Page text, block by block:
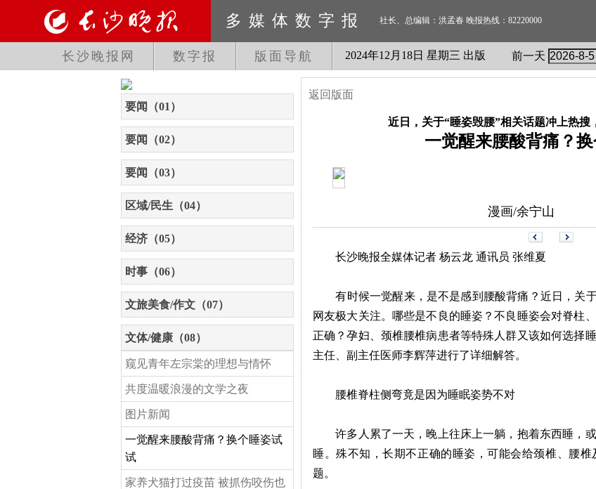
多媒体数字报 社长、总编辑：洪孟春 晚报热线：82220000
长沙晚报网 数字报 版面导航 2024年12 月 18日 星期三 出版 前一天
要闻（01）
要闻（02）
要闻（03）
区域/民生（04）
经济（05）
时事（06）
文旅美食/作文（07）
文体/健康（08）
窥见青年左宗棠的理想与情怀
共度温暖浪漫的文学之夜
图片新闻
一觉醒来腰酸背痛？换个睡姿试
试
家养犬猫打过疫苗 被抓伤咬伤也
返回版面
近日，关于“睡姿毁腰”相关话题冲上热搜
一觉醒来腰酸背痛？
漫画/余宁山
长沙晚报全媒体记者 杨云龙 通讯员 张维夏
有时候一觉醒来，是不是感到腰酸背痛？近日，关于
网友极大关注。哪些是不良的睡姿？不良睡姿会对脊柱
正确？孕妇、颈椎腰椎病患者等特殊人群又该如何选择
主任、副主任医师李辉萍进行了详细解答。
腰椎脊柱侧弯竟是因为睡眠姿势不对
许多人累了一天，晚上往床上一躺，抱着东西睡，或
睡。殊不知，长期不正确的睡姿，可能会给颈椎、腰
题。